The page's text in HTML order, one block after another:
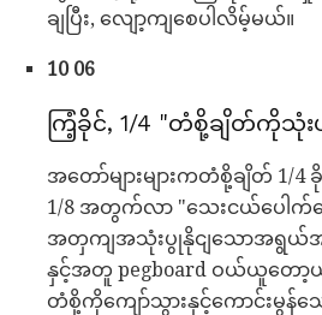
ချပြီး, လျော့ကျစေပါလိမ့်မယ်။
10 06
ကြံ့ခိုင်, 1/4 "တံစို့ချိတ်ကိုသုံး
အတော်များများကတံစို့ချိတ် 1/
1/8 အတွက်လာ "သေးငယ်ပေါက်
အတှကျအသုံးပွုနိုငျသောအရွယ်အ
နှင့်အတူ pegboard ဝယ်ယူတေ
တံစို့ကိုကျော်သွားနှင့်ကောင်းမွန်